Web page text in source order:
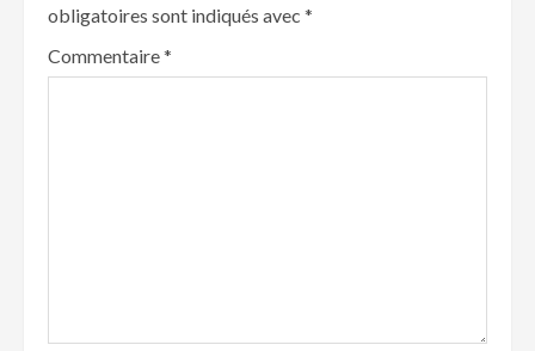
obligatoires sont indiqués avec *
Commentaire*